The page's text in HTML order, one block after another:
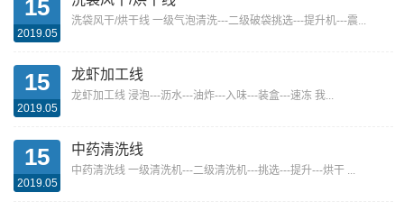
15
2019.05
洗袋风干/烘干线 一级气泡清洗---二级破袋挑选---提升机---震...
15
2019.05
龙虾加工线
龙虾加工线 浸泡---沥水---油炸---入味---装盒---速冻 我...
15
2019.05
中药清洗线
中药清洗线 一级清洗机---二级清洗机---挑选---提升---烘干 ...